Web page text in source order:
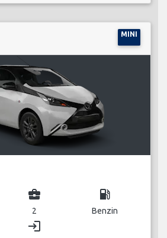
MINI
business_center
2
local_gas_station
Benzin
login